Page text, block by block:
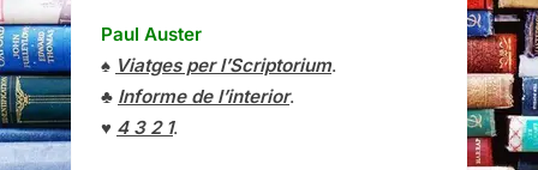
Paul Auster
♠ Viatges per l’Scriptorium.
♣ Informe de l’interior.
♥ 4 3 2 1.